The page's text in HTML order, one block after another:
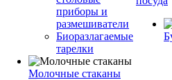
приборы и
размешиватели
Биоразлагаемые
тарелки
Молочные стаканы